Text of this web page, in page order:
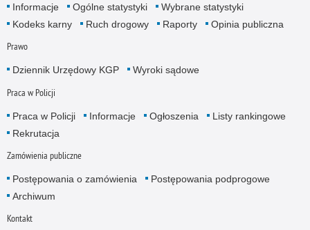
Informacje Ogólne statystyki
Wybrane statystyki
Kodeks karny
Ruch drogowy Raporty Opinia publiczna
Prawo
Dziennik Urzędowy KGP Wyroki sądowe
Praca w Policji
Praca w Policji Informacje Ogłoszenia
Listy rankingowe
Rekrutacja
Zamówienia publiczne
Postępowania o zamówienia
Postępowania podprogowe
Archiwum
Kontakt